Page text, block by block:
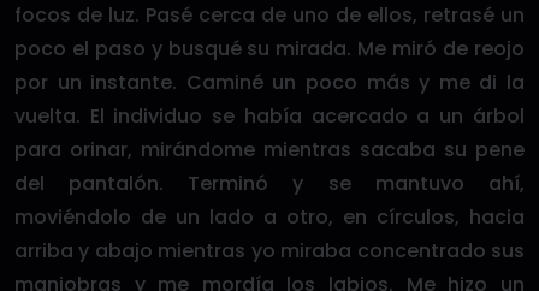
focos de luz. Pasé cerca de uno de ellos, retrasé un
poco el paso y busqué su mirada. Me miró de reojo
por un instante. Caminé un poco más y me di la
vuelta. El individuo se había acercado a un árbol
para orinar, mirándome mientras sacaba su pene
del pantalón. Terminó y se mantuvo ahí,
moviéndolo de un lado a otro, en círculos, hacia
arriba y abajo mientras yo miraba concentrado sus
maniobras y me mordía los labios. Me hizo un